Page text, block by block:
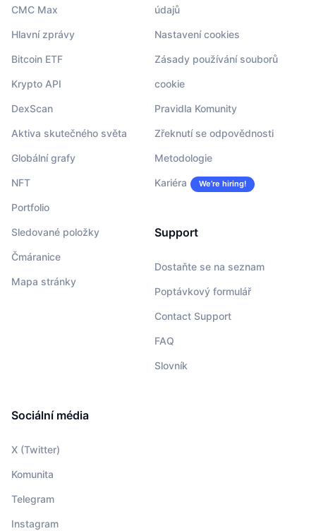
CMC Max
Hlavní zprávy
Bitcoin ETF
Krypto API
DexScan
Aktiva skutečného světa
Globální grafy
NFT
Portfolio
Sledované položky
Čmáranice
Mapa stránky
údajů
Nastavení cookies
Zásady používání souborů
cookie
Pravidla Komunity
Zřeknutí se odpovědnosti
Metodologie
Kariéra We’re hiring!
Support
Dostaňte se na seznam
Poptávkový formulář
Contact Support
FAQ
Slovník
Sociální média
X (Twitter)
Komunita
Telegram
Instagram